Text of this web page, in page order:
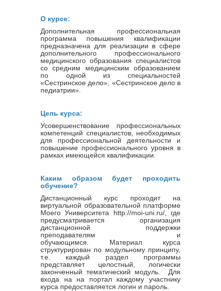
О курсе:
Дополнительная профессиональная
программа повышения квалификации
предназначена для реализации в сфере
дополнительного профессионального
медицинского образования специалистов
со средним медицинским образованием
по одной из специальностей
«Сестринское дело», «Сестринское дело в
педиатрии».
Цель курса:
Усовершенствование профессиональных
компетенций специалистов, необходимых
для профессиональной деятельности и
повышение профессионального уровня в
рамках имеющейся квалификации.
Каким образом будет проходить
обучение?
Дистанционный курс проходит на
виртуальной образовательной платформе
Моего Университета http://moi-uni.ru/, где
предусматривается организация
дистанционной поддержки
преподавателям и
обучающимся. Материал курса
структурирован по модульному принципу,
т.е. каждый раздел программы
представляет целостный, логически
законченный тематический модуль. Для
входа на на портал каждому участнику
курса предоставляется логин и пароль.